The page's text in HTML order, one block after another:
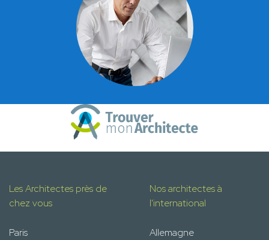
Les Architectes près de
chez vous
Paris
Nos architectes à
l'international
Allemagne